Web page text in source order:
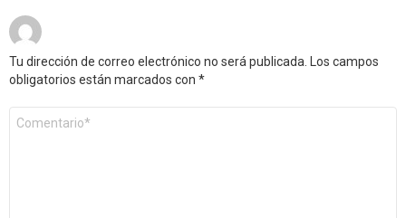
Tu dirección de correo electrónico no será publicada.
Los campos
obligatorios están marcados con *
Comentario